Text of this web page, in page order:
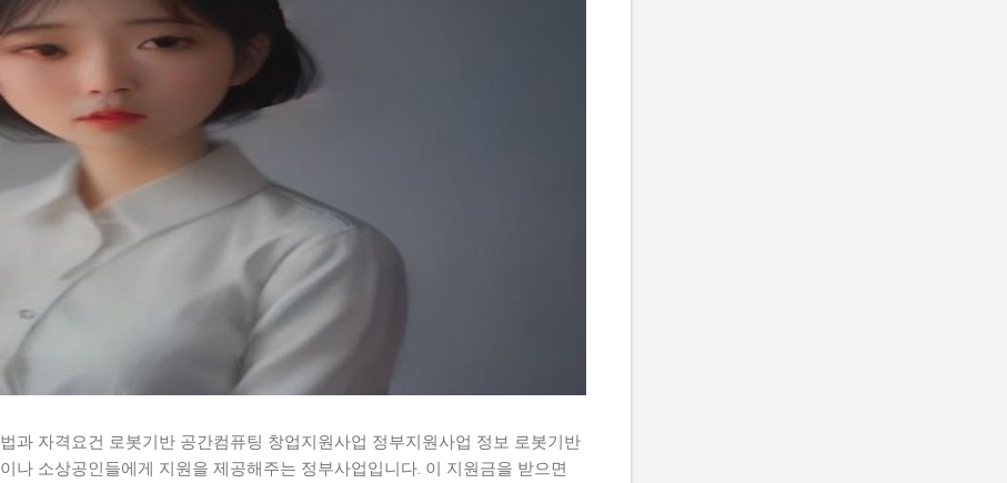
과 자격요건 로봇기반 공간컴퓨팅 창업지원사업 정부지원사업 정보 로봇기반
나 소상공인들에게 지원을 제공해주는 정부사업입니다. 이 지원금을 받으면